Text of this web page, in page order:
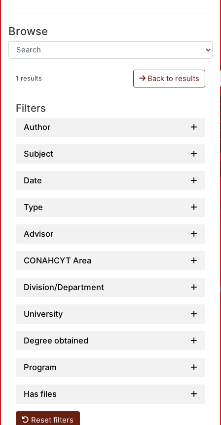
Browse
1 results Back to results
Filters
Author
Subject
Date
Type
Advisor
CONAHCYT Area
Division/Department
University
Degree obtained
Program
Has files
Reset filters